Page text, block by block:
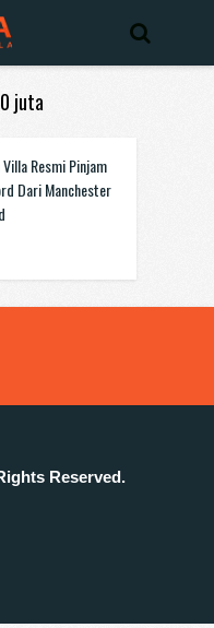
juta
Resmi Pinjam
Dari Manchester
Reserved.